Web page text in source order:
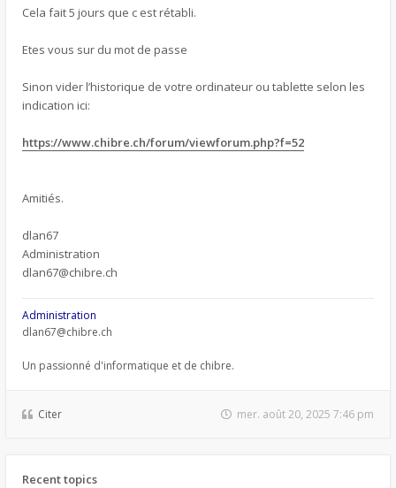
Cela fait 5 jours que c est rétabli.
Etes vous sur du mot de passe
Sinon vider l’historique de votre ordinateur ou tablette selon les
indication ici:
https://www.chibre.ch/forum/viewforum.php?f=52
Amitiés.
dlan67
Administration
dlan67@chibre.ch
Administration
dlan67@chibre.ch
Un passionné d'informatique et de chibre.
Citer mer. août 20, 2025 7:46 pm
Recent topics